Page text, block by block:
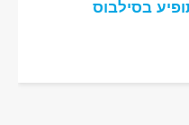
בסילבוס